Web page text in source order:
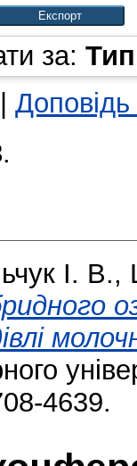
за:
.
І. В.,
4639.